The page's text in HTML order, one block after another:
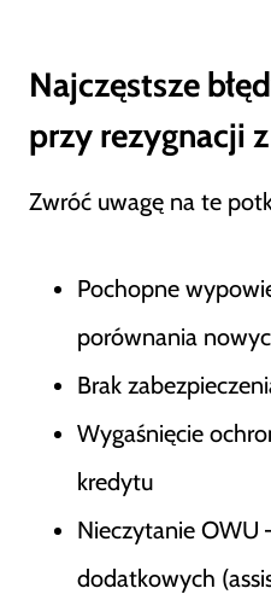
Najczęstsze
przy rezygnacji
Zwróć uwagę na te
Pochopne
porównania
Brak
Wygaśnięcie
kredytu
Nieczytanie OWU
dodatkowych